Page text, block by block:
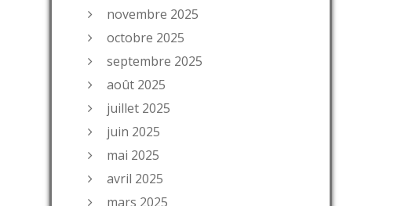
novembre 2025
octobre 2025
septembre 2025
août 2025
juillet 2025
juin 2025
mai 2025
avril 2025
mars 2025